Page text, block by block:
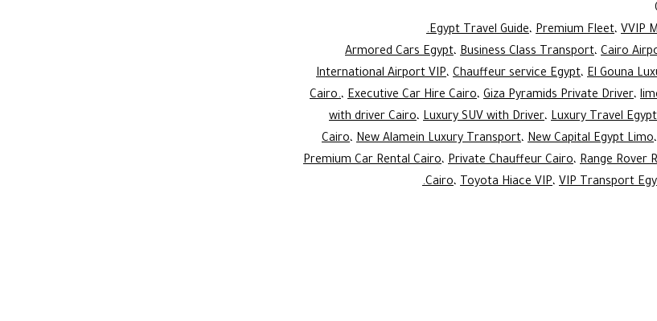
Egypt Travel Guide، Premium Fleet، VVIP
Armored Cars Egypt، Business Class Transport، Cairo
International Airport VIP، Chauffeur service Egypt، El Gouna
Cairo.، Executive Car Hire Cairo، Giza Pyramids Private Driver،
with driver Cairo، Luxury SUV with Driver، Luxury Travel
Cairo، New Alamein Luxury Transport، New Capital Egypt Limo،
Premium Car Rental Cairo، Private Chauffeur Cairo، Range Rover
Cairo، Toyota Hiace VIP، VIP Transport